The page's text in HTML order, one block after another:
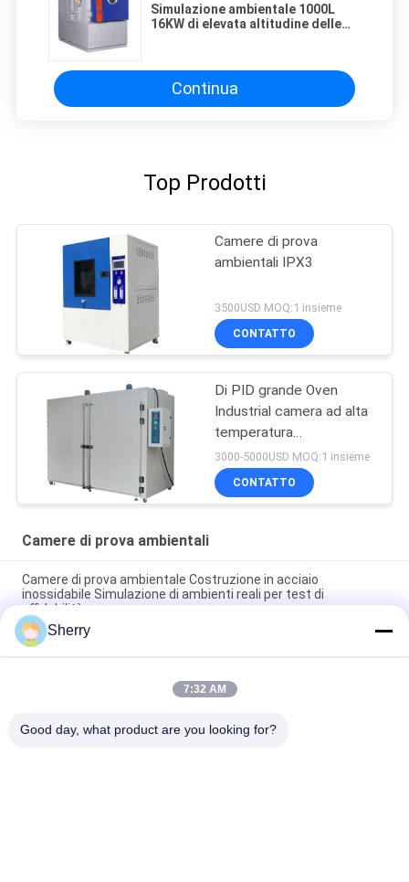
Simulazione ambientale 1000L
16KW di elevata altitudine delle
Continua
Top Prodotti
Camere di prova
ambientali IPX3
3500USD MOQ:1 insieme
CONTATTO
Di PID grande Oven
Industrial camera ad alta
temperatura
asciugantesi del forno di
sec SUS304
3000-5000USD MOQ:1 insieme
CONTATTO
Camere di prova ambientali
Camere di prova ambientale Costruzione in acciaio
inossidabile Simulazione di ambienti reali per test di
affidabilità
Camere di prova controllate dal clima Uniformità della
temperatura ±1°C Disponibile
Camere di prova ambientali Ampia gamma di temperature
Sherry
7:32 AM
Good day, what product are you looking for?